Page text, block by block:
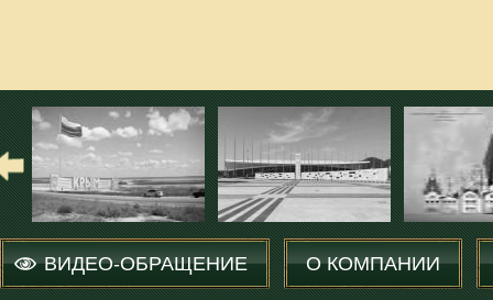
ВИДЕО-ОБРАЩЕНИЕ О КОМПАНИИ